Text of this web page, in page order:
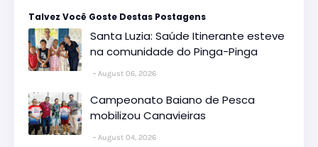
Talvez Você Goste Destas Postagens
Santa Luzia: Saúde Itinerante esteve
na comunidade do Pinga-Pinga
August 06, 2026
Campeonato Baiano de Pesca
mobilizou Canavieiras
August 04, 2026